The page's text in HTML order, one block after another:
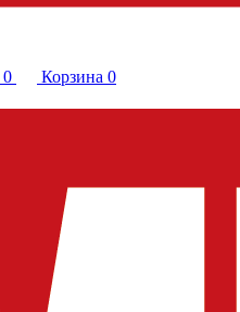
0 Корзина 0